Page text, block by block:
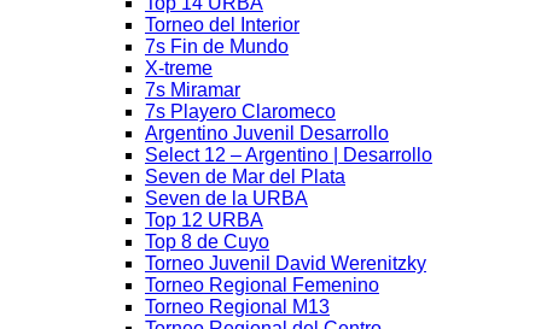
Torneo del Interior
7s Fin de Mundo
X-treme
7s Miramar
7s Playero Claromeco
Argentino Juvenil Desarrollo
Select 12 – Argentino | Desarrollo
Seven de Mar del Plata
Seven de la URBA
Top 12 URBA
Top 8 de Cuyo
Torneo Juvenil David Werenitzky
Torneo Regional Femenino
Torneo Regional M13